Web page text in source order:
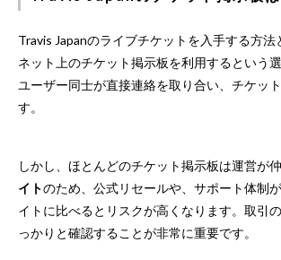
Travis Japanのライブチケットを入手する方法
ネット上のチケット掲示板を利用するという
ユーザー同士が直接連絡を取り合い、チケッ
す。
しかし、ほとんどのチケット掲示板は運営が
イトのため、公式リセールや、サポート体制
イトに比べるとリスクが高くなります。取引
っかりと確認することが非常に重要です。